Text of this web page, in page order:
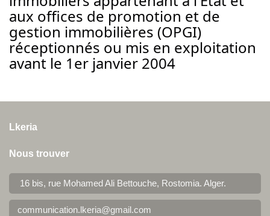
aux offices de promotion et de
gestion immobilières (OPGI)
réceptionnés ou mis en exploitation
avant le 1er janvier 2004
Lkeria
Nous trouver
16 bis, rue Mohamed Ali Bettouche, Rostomia. Alger.
communication.lkeria@gmail.com